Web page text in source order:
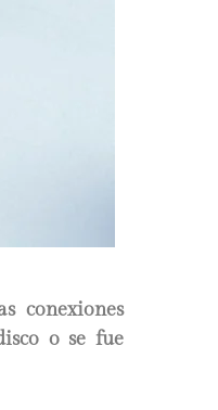
conexiones
o se fue